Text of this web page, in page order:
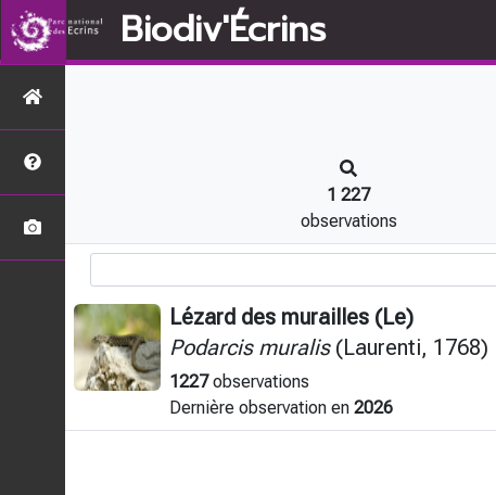
Biodiv'Écrins
1 227
observations
Lézard des murailles (Le)
Podarcis muralis(Laurenti, 1768)
1227observations
Dernière observation en 2026